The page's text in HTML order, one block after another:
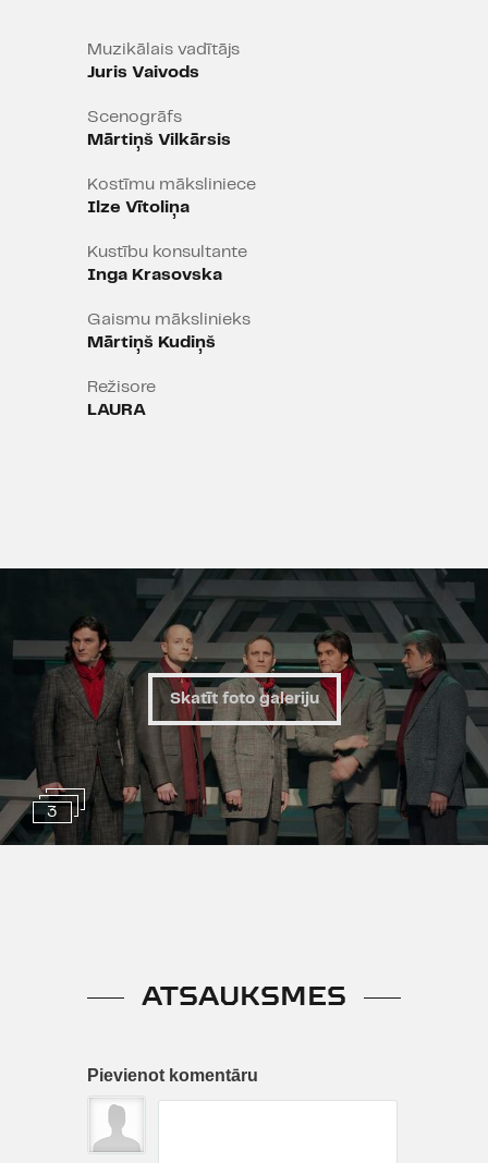
Muzikālais vadītājs
Juris Vaivods
Scenogrāfs
Mārtiņš Vilkārsis
Kostīmu māksliniece
Ilze Vītoliņa
Kustību konsultante
Inga Krasovska
Gaismu mākslinieks
Mārtiņš Kudiņš
Režisore
LAURA
3
Skatīt foto galeriju
ATSAUKSMES
Pievienot komentāru